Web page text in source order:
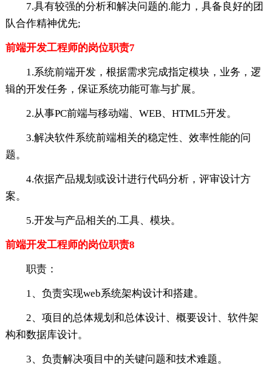
7.具有较强的分析和解决问题的.能力，具备良好的团
队合作精神优先;
前端开发工程师的岗位职责7
1.系统前端开发，根据需求完成指定模块，业务，逻
辑的开发任务，保证系统功能可靠与扩展。
2.从事PC前端与移动端、WEB、HTML5开发。
3.解决软件系统前端相关的稳定性、效率性能的问
题。
4.依据产品规划或设计进行代码分析，评审设计方
案。
5.开发与产品相关的.工具、模块。
前端开发工程师的岗位职责8
职责：
1、负责实现web系统架构设计和搭建。
2、项目的总体规划和总体设计、概要设计、软件架
构和数据库设计。
3、负责解决项目中的关键问题和技术难题。